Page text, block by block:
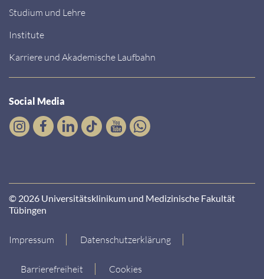
Studium und Lehre
Institute
Karriere und Akademische Laufbahn
Social Media
© 2026 Universitätsklinikum und Medizinische Fakultät
Tübingen
Impressum Datenschutzerklärung
Barrierefreiheit Cookies